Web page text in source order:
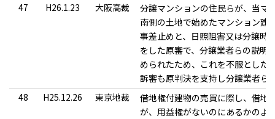
47
H26.1.23 大阪高裁
分譲マンションの住民らが、当マ
南側の土地で始めたマンション建
事差止めと、日照阻害又は分譲時
をした原審で、分譲業者らの説明
められたため、これを不服とした
訴審も原判決を支持し分譲業者ら
48
H25.12.26 東京地裁
借地権付建物の売買に際し、借地
が、用益権がないのにあるかのよ